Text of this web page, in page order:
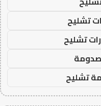
تشليح
تشليح
تشليح